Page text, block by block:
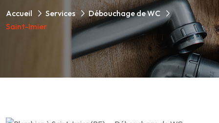
Accueil Services
Débouchage de WC
Saint-Imier